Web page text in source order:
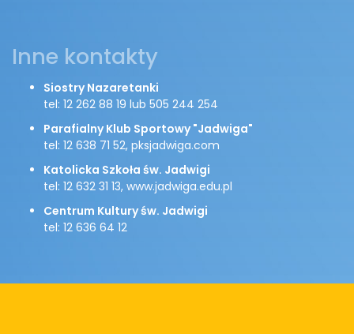
Inne kontakty
Siostry Nazaretanki
tel: 12 262 88 19 lub 505 244 254
Parafialny Klub Sportowy "Jadwiga"
tel: 12 638 71 52, pksjadwiga.com
Katolicka Szkoła św. Jadwigi
tel: 12 632 31 13, www.jadwiga.edu.pl
Centrum Kultury św. Jadwigi
tel: 12 636 64 12